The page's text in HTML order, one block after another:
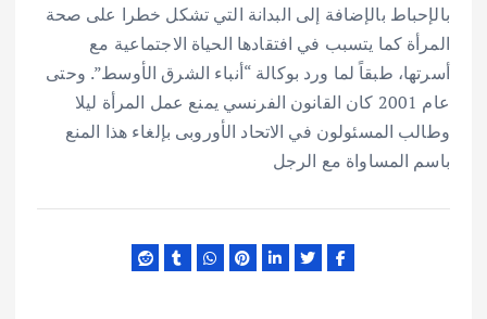
بالإحباط بالإضافة إلى البدانة التي تشكل خطرا على صحة
المرأة كما يتسبب في افتقادها الحياة الاجتماعية مع
أسرتها، طبقاً لما ورد بوكالة “أنباء الشرق الأوسط”. وحتى
عام 2001 كان القانون الفرنسي يمنع عمل المرأة ليلا
وطالب المسئولون في الاتحاد الأوروبى بإلغاء هذا المنع
باسم المساواة مع الرجل